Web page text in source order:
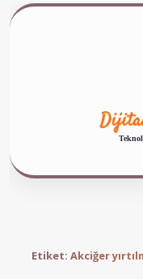
Etiket: Akciğer